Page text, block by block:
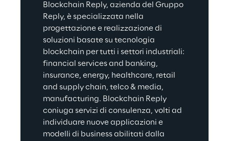
Blockchain Reply, azienda del Gruppo
Reply, è specializzata nella
progettazione e realizzazione di
soluzioni basate su tecnologia
blockchain per tutti i settori industriali:
financial services and banking,
insurance, energy, healthcare, retail
and supply chain, telco & media,
manufacturing. Blockchain Reply
coniuga servizi di consulenza, volti ad
individuare nuove applicazioni e
modelli di business abilitati dalla